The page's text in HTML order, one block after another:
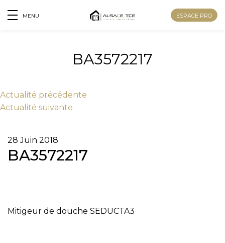
MENU ESPACE PRO
BA3572217
Actualité précédente
Actualité suivante
28 Juin 2018
BA3572217
Mitigeur de douche SEDUCTA3